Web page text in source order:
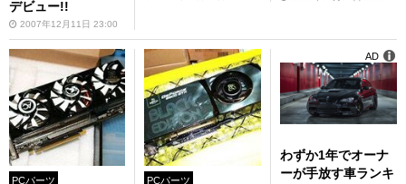
デビュー!!
2007年12月11日 23:00
PCパーツ PCパーツ
わずか1年でオーナ
ーが手放す車ランキ
AD